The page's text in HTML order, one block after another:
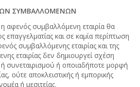
ΣΥΜΒΑΛΛΟΜΕΝΩΝ
αφενός συμβαλλόμενη εταιρία θα
επαγγελματίας και σε καμία περίπτωση
συμβαλλόμενης εταιρίας και της
εταιρίας δεν δημιουργεί σχέση
ή συνεταιρισμού ή οποιαδήποτε μορφή
ούτε αποκλειστικής ή εμπορικής
ή μεσιτείας.